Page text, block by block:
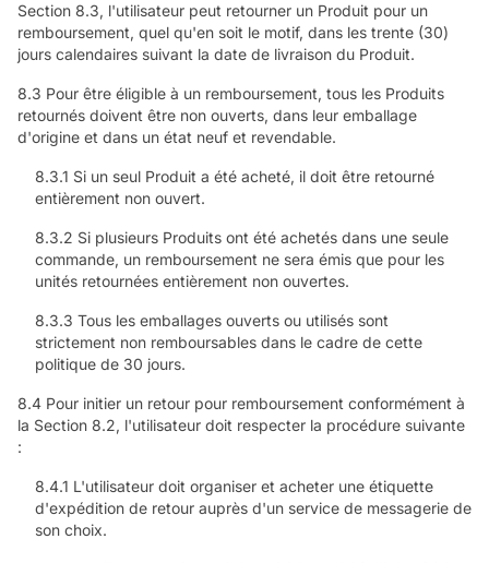
Section 8.3, l'utilisateur peut retourner un Produit pour un
remboursement, quel qu'en soit le motif, dans les trente (30)
jours calendaires suivant la date de livraison du Produit.
8.3 Pour être éligible à un remboursement, tous les Produits
retournés doivent être non ouverts, dans leur emballage
d'origine et dans un état neuf et revendable.
8.3.1 Si un seul Produit a été acheté, il doit être retourné
entièrement non ouvert.
8.3.2 Si plusieurs Produits ont été achetés dans une seule
commande, un remboursement ne sera émis que pour les
unités retournées entièrement non ouvertes.
8.3.3 Tous les emballages ouverts ou utilisés sont
strictement non remboursables dans le cadre de cette
politique de 30 jours.
8.4 Pour initier un retour pour remboursement conformément à
la Section 8.2, l'utilisateur doit respecter la procédure suivante
:
8.4.1 L'utilisateur doit organiser et acheter une étiquette
d'expédition de retour auprès d'un service de messagerie de
son choix.